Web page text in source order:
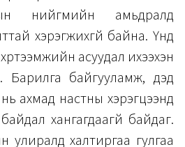
нийгмийн амьдралд
хэрэгжихгүй байна. Үүнд
асуудал ихээхэн
Барилга байгууламж, дэд
ахмад настны хэрэгцээнд
хангагдаагүй байдаг.
халтиргаа гулгаа